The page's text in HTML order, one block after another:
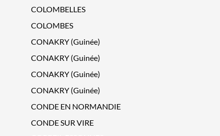
COLOMBELLES
COLOMBES
CONAKRY (Guinée)
CONAKRY (Guinée)
CONAKRY (Guinée)
CONAKRY (Guinée)
CONDE EN NORMANDIE
CONDE SUR VIRE